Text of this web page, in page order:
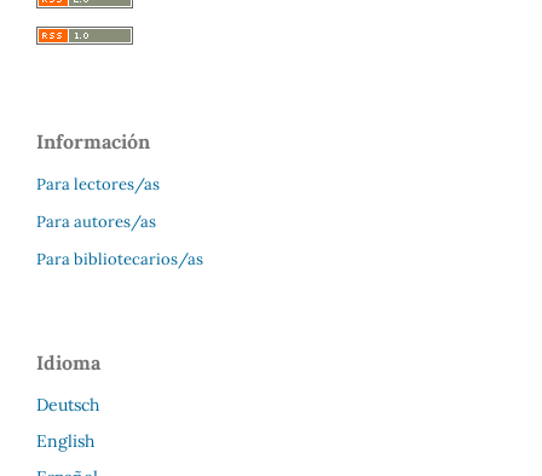
Información
Para lectores/as
Para autores/as
Para bibliotecarios/as
Idioma
Deutsch
English